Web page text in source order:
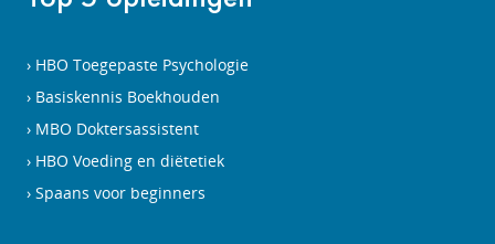
HBO Toegepaste Psychologie
Basiskennis Boekhouden
MBO Doktersassistent
HBO Voeding en diëtetiek
Spaans voor beginners